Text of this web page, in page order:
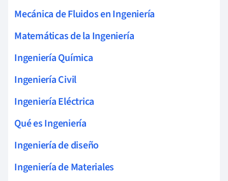
Mecánica de Fluidos en Ingeniería
Matemáticas de la Ingeniería
Ingeniería Química
Ingeniería Civil
Ingeniería Eléctrica
Qué es Ingeniería
Ingeniería de diseño
Ingeniería de Materiales